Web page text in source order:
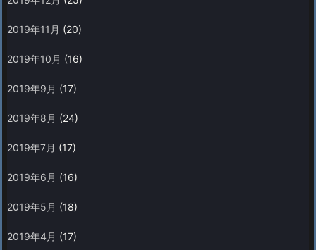
2019年11月 (20)
2019年10月 (16)
2019年9月 (17)
2019年8月 (24)
2019年7月 (17)
2019年6月 (16)
2019年5月 (18)
2019年4月 (17)